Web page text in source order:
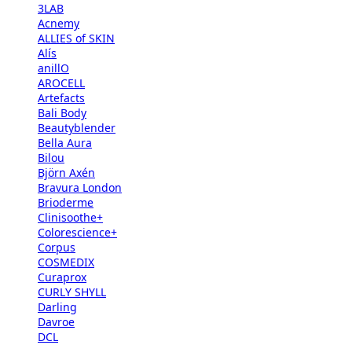
3LAB
Acnemy
ALLIES of SKIN
Alís
anillO
AROCELL
Artefacts
Bali Body
Beautyblender
Bella Aura
Bilou
Björn Axén
Bravura London
Brioderme
Clinisoothe+
Colorescience+
Corpus
COSMEDIX
Curaprox
CURLY SHYLL
Darling
Davroe
DCL